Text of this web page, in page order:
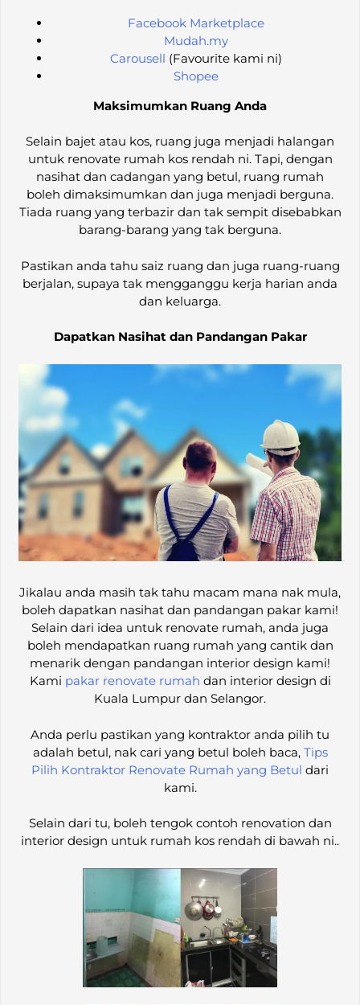
Facebook Marketplace
Mudah.my
Carousell (Favourite kami ni)
Shopee
Maksimumkan Ruang Anda
Selain bajet atau kos, ruang juga menjadi halangan
untuk renovate rumah kos rendah ni. Tapi, dengan
nasihat dan cadangan yang betul, ruang rumah
boleh dimaksimumkan dan juga menjadi berguna.
Tiada ruang yang terbazir dan tak sempit disebabkan
barang-barang yang tak berguna.
Pastikan anda tahu saiz ruang dan juga ruang-ruang
berjalan, supaya tak mengganggu kerja harian anda
dan keluarga.
Dapatkan Nasihat dan Pandangan Pakar
Jikalau anda masih tak tahu macam mana nak mula,
boleh dapatkan nasihat dan pandangan pakar kami!
Selain dari idea untuk renovate rumah, anda juga
boleh mendapatkan ruang rumah yang cantik dan
menarik dengan pandangan interior design kami!
Kami pakar renovate rumah dan interior design di
Kuala Lumpur dan Selangor.
Anda perlu pastikan yang kontraktor anda pilih tu
adalah betul, nak cari yang betul boleh baca, Tips
Pilih Kontraktor Renovate Rumah yang Betul dari
kami.
Selain dari tu, boleh tengok contoh renovation dan
interior design untuk rumah kos rendah di bawah ni..